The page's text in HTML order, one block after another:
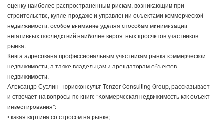
оценку наиболее распространенным рискам, возникающим при
строительстве, купле-продаже и управлении объектами коммерческой
не­движимости, особое внимание уделяя способам минимизации
негативных последствий наиболее вероятных просчетов участников
рынка.
Книга адресована профессиональным участникам рынка коммерческой
недвижимости, а также владельцам и арендаторам объектов
недвижимости.
Александр Суслин - юрисконсульт Tenzor Consulting Group, рассказывает
и отвечает на вопросы по книге "Коммерческая недвижимость как объект
инвестирования":
• какая картина со спросом на рынке;